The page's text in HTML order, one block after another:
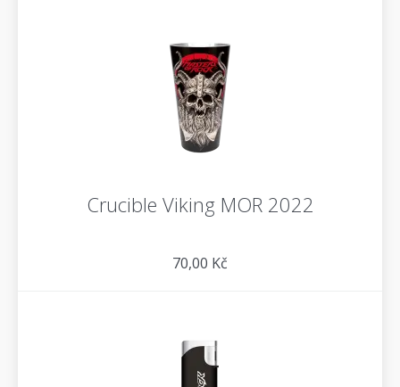
Crucible Viking MOR 2022
70,00 Kč